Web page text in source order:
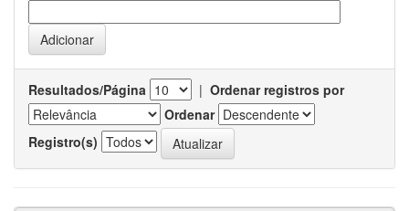
Resultados/Página | Ordenar registros por
Ordenar
Registro(s)